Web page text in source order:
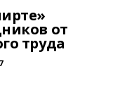
от
труда